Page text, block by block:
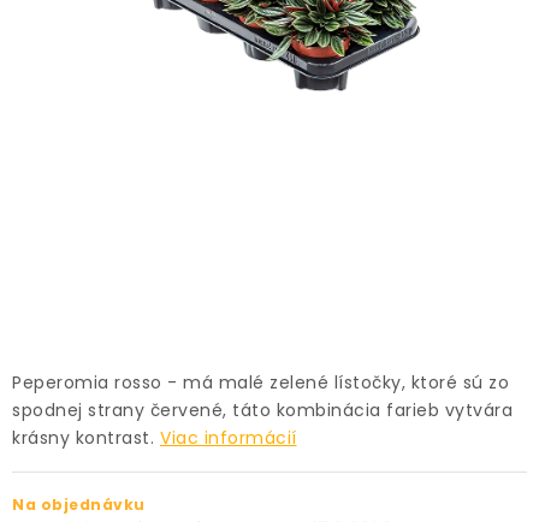
KVETINÁČE A OBALY NA RASTLINY
ZNAČKY
Peperomia rosso - má malé zelené lístočky, ktoré sú zo
spodnej strany červené, táto kombinácia farieb vytvára
krásny kontrast. Viac informácií
Na objednávku